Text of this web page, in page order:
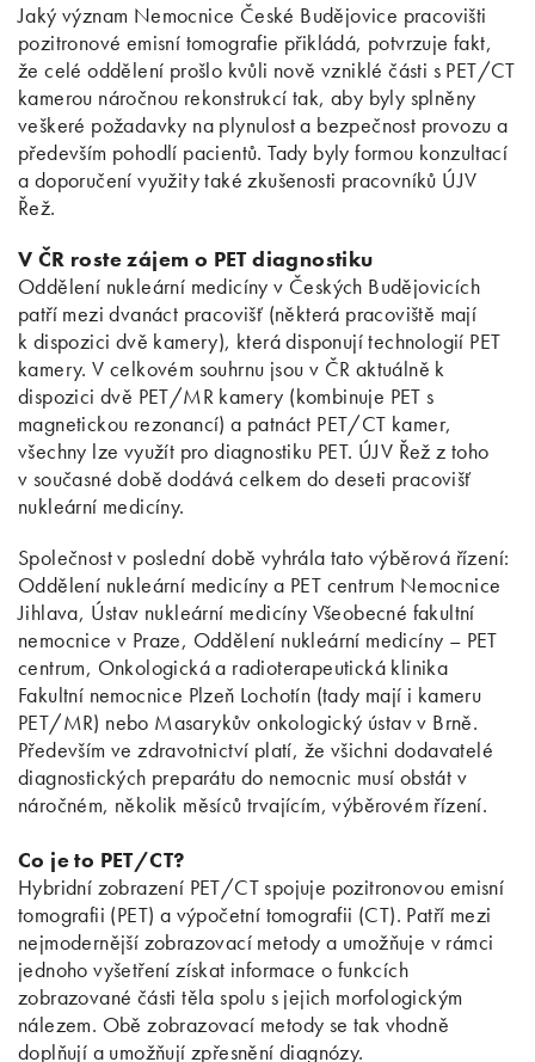
Jaký význam Nemocnice České Budějovice pracovišti
pozitronové emisní tomografie přikládá, potvrzuje fakt,
že celé oddělení prošlo kvůli nově vzniklé části s PET/CT
kamerou náročnou rekonstrukcí tak, aby byly splněny
veškeré požadavky na plynulost a bezpečnost provozu a
především pohodlí pacientů. Tady byly formou konzultací
a doporučení využity také zkušenosti pracovníků ÚJV
Řež.
V ČR roste zájem o PET diagnostiku
Oddělení nukleární medicíny v Českých Budějovicích
patří mezi dvanáct pracovišť (některá pracoviště mají
k dispozici dvě kamery), která disponují technologií PET
kamery. V celkovém souhrnu jsou v ČR aktuálně k
dispozici dvě PET/MR kamery (kombinuje PET s
magnetickou rezonancí) a patnáct PET/CT kamer,
všechny lze využít pro diagnostiku PET. ÚJV Řež z toho
v současné době dodává celkem do deseti pracovišť
nukleární medicíny.
Společnost v poslední době vyhrála tato výběrová řízení:
Oddělení nukleární medicíny a PET centrum Nemocnice
Jihlava, Ústav nukleární medicíny Všeobecné fakultní
nemocnice v Praze, Oddělení nukleární medicíny – PET
centrum, Onkologická a radioterapeutická klinika
Fakultní nemocnice Plzeň Lochotín (tady mají i kameru
PET/MR) nebo Masarykův onkologický ústav v Brně.
Především ve zdravotnictví platí, že všichni dodavatelé
diagnostických preparátu do nemocnic musí obstát v
náročném, několik měsíců trvajícím, výběrovém řízení.
Co je to PET/CT?
Hybridní zobrazení PET/CT spojuje pozitronovou emisní
tomografii (PET) a výpočetní tomografii (CT). Patří mezi
nejmodernější zobrazovací metody a umožňuje v rámci
jednoho vyšetření získat informace o funkcích
zobrazované části těla spolu s jejich morfologickým
nálezem. Obě zobrazovací metody se tak vhodně
doplňují a umožňují zpřesnění diagnózy.